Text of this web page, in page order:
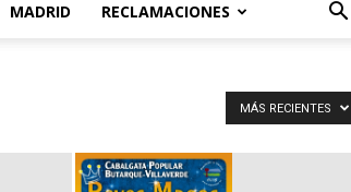
MADRID RECLAMACIONES
MÁS RECIENTES